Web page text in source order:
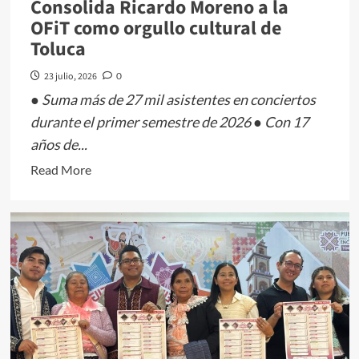
800
personas
inauguración
Consolida Ricardo Moreno a la
OFiT como orgullo cultural de
Toluca
23 julio, 2026 0
● Suma más de 27 mil asistentes en conciertos
durante el primer semestre de 2026 ● Con 17
años de...
Read MoreRead
about
Consolida
Ricardo
Moreno
a
la
OFiT
como